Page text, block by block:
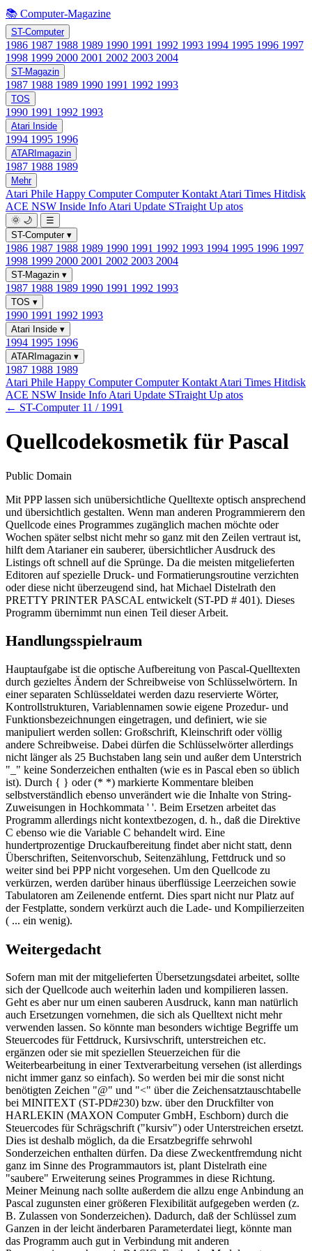
📚 Computer-Magazine
ST-Computer
1986 1987 1988 1989 1990 1991 1992 1993 1994 1995 1996 1997
1998 1999 2000 2001 2002 2003 2004
ST-Magazin
1987 1988 1989 1990 1991 1992 1993
TOS
1990 1991 1992 1993
Atari Inside
1994 1995 1996
ATARImagazin
1987 1988 1989
Mehr
Atari Phile Happy ComputerComputer Kontakt Atari Times Hitdisk
ACE NSW Inside Info Atari Update STraight Up atos
🌞 🌙
☰
ST-Computer ▾
1986 1987 1988 1989 1990 1991 1992 1993 1994 1995 1996 1997
1998 1999 2000 2001 2002 2003 2004
ST-Magazin ▾
1987 1988 1989 1990 1991 1992 1993
TOS ▾
1990 1991 1992 1993
Atari Inside ▾
1994 1995 1996
ATARImagazin ▾
1987 1988 1989
Atari Phile Happy ComputerComputer Kontakt Atari Times Hitdisk
ACE NSW Inside Info Atari Update STraight Up atos
← ST-Computer 11 / 1991
Quellcodekosmetik für Pascal
Public Domain
Mit PPP lassen sich unübersichtliche Quelltexte optisch ansprechend
und übersichtlich gestalten. Wenn man anderen Programmierern den
Quellcode eines Programmes zugänglich machen möchte oder
Wochen später selbst nicht mehr so ganz mit den Zeilen vertraut ist,
hilft dem Atarianer ein sauberer, übersichtlicher Ausdruck des
Listings oft schnell auf die Sprünge. Da die meisten mitgelieferten
Editoren auf spezielle Druck- und Formatierungsroutine verzichten
oder diese nicht überzeugend sind, hat Michael Distelrath den
PRETTY PRINTER PASCAL entwickelt (ST-PD # 401). Dieses
Programm übernimmt nun einen Teil dieser Arbeit.
Handlungsspielraum
Hauptaufgabe ist die optische Aufbereitung von Pascal-Quelltexten
durch gezieltes Ändern der Schreibweise von Schlüsselwörtern. In
einer separaten Schlüsseldatei werden dazu reservierte Wörter,
Kontrollstrukturen, Variablennamen sowie eigene Prozedur- und
Funktionsbezeichnungen eingetragen, und definiert, wie sie
manipuliert werden sollen: Großschrift, Kleinschrift oder völlig
andere Schreibweise. Dabei dürfen die Schlüsselwörter allerdings
nicht länger als 25 Buchstaben lang sein und außer dem Unterstrich
"_" keine Sonderzeichen enthalten (wie es in Pascal eben so üblich
ist). Durch { } oder (* *) markierte Kommentare bleiben
selbstverständlich ebenso unverändert wie die Inhalte von String-
Zuweisungen in Hochkommata ' '. Beim Ersetzen arbeitet das
Programm allerdings nicht kontextbezogen, d. h., daß die Direktive
C ebenso wie die Variable C behandelt wird. Eine
hundertprozentige Druckaufbereitung findet aber nicht statt, denn
Überschriften, Seitenvorschub, Seitenzählung, Fettdruck und so
weiter sind bei PPP nicht vorgesehen. Um den Quellcode zu
verkürzen, werden darüber hinaus überflüssige Leerzeichen sowie
Tabulatoren am Zeilenende entfernt. Dies spart nicht nur Platz auf
der Festplatte, sondern verkürzt auch die Lade- und Kompilierzeiten
( ... ein wenig).
Weitergedacht
Sofern man mit der mitgelieferten Übersetzungsdatei arbeitet, sollte
sich der Quellcode auch weiterhin laden und kompilieren lassen.
Geht es aber nur um einen sauberen Ausdruck, kann man natürlich
auch Ersetzungen vornehmen, die sich als Quelltext nicht mehr
verwenden lassen. So könnte man besonders wichtige Begriffe um
Steuercodes für Fettdruck, Kursivschrift, unterstreichen etc.
ergänzen oder sie mit speziellen Steuerzeichen für die
Weiterbearbeitung in einer Textverarbeitung versehen (ist allerdings
nicht immer ganz so einfach). So werden bei mir die sonst nicht
benötigten Zeichen "@" und "<" über die Zeichensatztauschtabelle
bei MINITEXT (ST-PD#230) bzw. über den Druckfilter von
HARLEKIN (MAXON Computer GmbH, Eschborn) durch die
Steuercodes für Schrägschrift ("kursiv") oder Unterstreichen ersetzt.
Dies ist deshalb möglich, da die Ersatzbegriffe sehrwohl
Sonderzeichen enthalten dürfen. Da diese Zweckentfremdung nicht
ganz im Sinne des Programmautors ist, plant Distelrath eine
"saubere" Erweiterung seines Programmes in diese Richtung.
Meiner Meinung nach sollte außerdem die allzu enge Anbindung an
Pascal zugunsten einer größeren Flexibilität aufgegeben werden (z.
B. Zulassen von Sonderzeichen). Dadurch, daß der Schlüssel zum
Ganzen in der leicht änderbaren Parameterdatei liegt, könnte man
das Programm auch gut in Verbindung mit anderen